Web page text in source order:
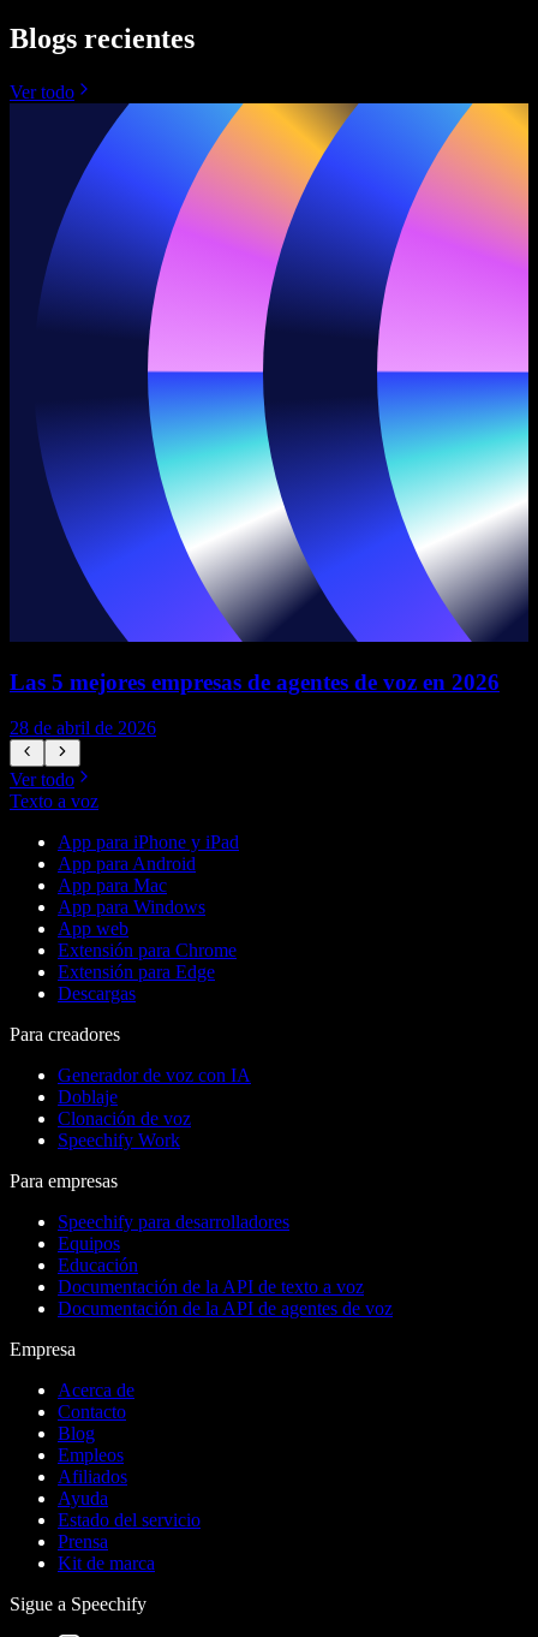
Blogs recientes
Ver todo
Las 5 mejores empresas de agentes de voz en 2026
28 de abril de 2026
Ver todo
Texto a voz
App para iPhone y iPad
App para Android
App para Mac
App para Windows
App web
Extensión para Chrome
Extensión para Edge
Descargas
Para creadores
Generador de voz con IA
Doblaje
Clonación de voz
Speechify Work
Para empresas
Speechify para desarrolladores
Equipos
Educación
Documentación de la API de texto a voz
Documentación de la API de agentes de voz
Empresa
Acerca de
Contacto
Blog
Empleos
Afiliados
Ayuda
Estado del servicio
Prensa
Kit de marca
Sigue a Speechify